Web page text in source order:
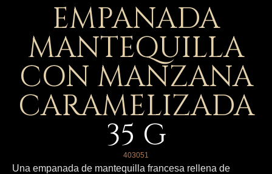
EMPANADA
MANTEQUILLA
CON MANZANA
CARAMELIZADA
35 G
403051
Una empanada de mantequilla francesa rellena de